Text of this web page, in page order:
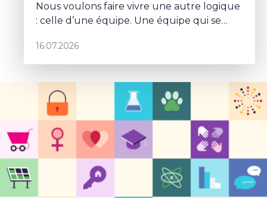
Nous voulons faire vivre une autre logique
: celle d’une équipe. Une équipe qui se
projet commun – Sophie Rohonyi
16.07.2026